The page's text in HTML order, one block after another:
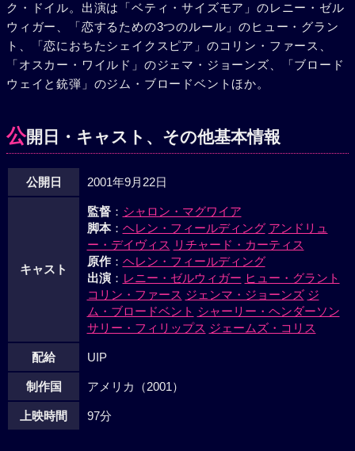
ク・ドイル。出演は「ベティ・サイズモア」のレニー・ゼル
ウィガー、「恋するための3つのルール」のヒュー・グラン
ト、「恋におちたシェイクスピア」のコリン・ファース、
「オスカー・ワイルド」のジェマ・ジョーンズ、「ブロード
ウェイと銃弾」のジム・ブロードベントほか。
公開日・キャスト、その他基本情報
公開日 2001年9月22日
キャスト
監督： シャロン・マグワイア
脚本： ヘレン・フィールディング アンドリュ
ー・デイヴィス リチャード・カーティス
原作： ヘレン・フィールディング
出演： レニー・ゼルウィガー ヒュー・グラント
コリン・ファース ジェンマ・ジョーンズ ジ
ム・ブロードベント シャーリー・ヘンダーソン
サリー・フィリップス ジェームズ・コリス
配給 UIP
制作国 アメリカ（2001）
上映時間 97分